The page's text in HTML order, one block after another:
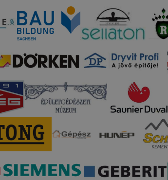
(session) cookie-k
hogy a felhasználók böngészhessék
pl. többek között az Ön által adott
egy látogatás során.
kizárólag az Ön aktuális látogatására
illetve a böngésző bezárásával ezek a
a számítógépéről.
nem tudjuk garantálni Önnek honlapunk